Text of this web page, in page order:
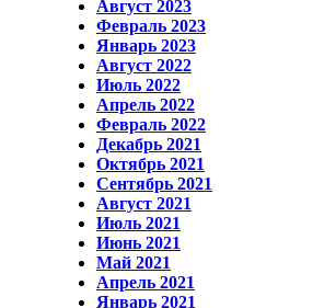
Август 2023
Февраль 2023
Январь 2023
Август 2022
Июль 2022
Апрель 2022
Февраль 2022
Декабрь 2021
Октябрь 2021
Сентябрь 2021
Август 2021
Июль 2021
Июнь 2021
Май 2021
Апрель 2021
Январь 2021